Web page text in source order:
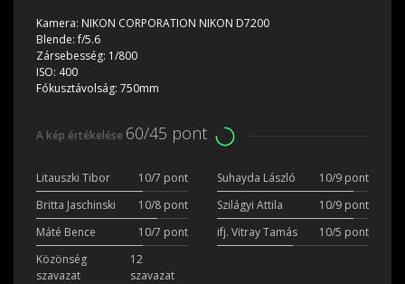
Kamera: NIKON CORPORATION NIKON D7200
Blende:f/5.6
Zársebesség: 1/800
ISO: 400
Fókusztávolság: 750mm
A kép értékelése 60/45 pont
Litauszki Tibor 10/7 pont Suhayda László
10/9 pont
Britta Jaschinski
10/8 pont Szilágyi Attila
10/9 pont
Máté Bence
10/7 pont ifj. Vitray Tamás
10/5 pont
Közönség
szavazat
12
szavazat